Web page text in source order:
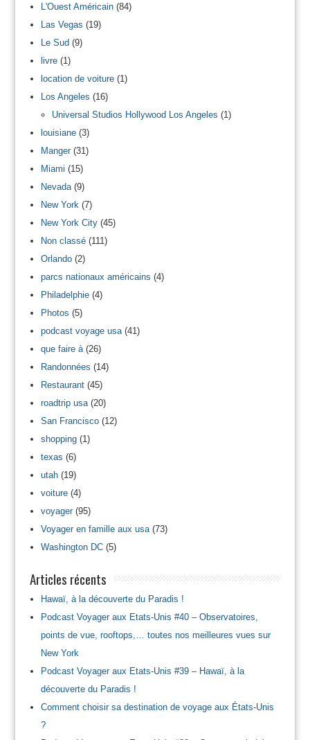
L'Ouest Américain(84)
Las Vegas (19)
Le Sud(9)
livre(1)
location de voiture(1)
Los Angeles (16)
Universal Studios Hollywood Los Angeles (1)
louisiane(3)
Manger(31)
Miami (15)
Nevada(9)
New York (7)
New York City(45)
Non classé(111)
Orlando(2)
parcs nationaux américains (4)
Philadelphie(4)
Photos (5)
podcast voyage usa(41)
que faire à(26)
Randonnées (14)
Restaurant(45)
roadtrip usa(20)
San Francisco(12)
shopping(1)
texas (6)
utah(19)
voiture(4)
voyager(95)
Voyager en famille aux usa(73)
Washington DC(5)
Articles récents
Hawaï, à la découverte du Paradis !
Podcast Voyager aux Etats-Unis #40 – Observatoires,
points de vue, rooftops,… toutes nos meilleures vues sur
New York
Podcast Voyager aux Etats-Unis #39 – Hawaï, à la
découverte du Paradis !
Comment choisir sa destination de voyage aux États-Unis
?